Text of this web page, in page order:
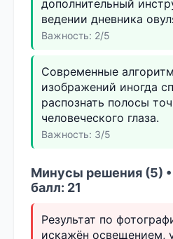
дополнительный
ведении дневника
Важность: 2/5
Современные
изображений иногда
распознать полосы
человеческого глаза.
Важность: 3/5
Минусы решения (5)
балл: 21
Результат по
искажён освещением,